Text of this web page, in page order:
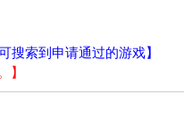
搜索到申请通过的游戏】
】